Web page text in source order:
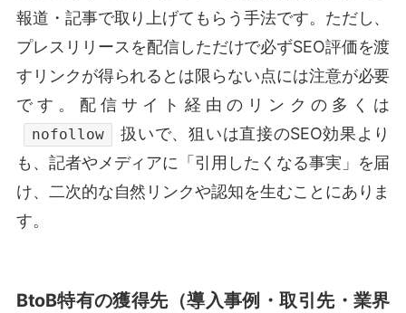
報道・記事で取り上げてもらう手法です。ただし、
プレスリリースを配信しただけで必ずSEO評価を渡
すリンクが得られるとは限らない点には注意が必要
です。配信サイト経由のリンクの多くは
nofollow
扱いで、狙いは直接のSEO効果より
も、記者やメディアに「引用したくなる事実」を届
け、二次的な自然リンクや認知を生むことにありま
す。
BtoB特有の獲得先（導入事例・取引先・業界